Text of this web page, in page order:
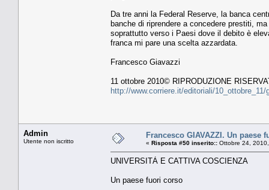
Da tre anni la Federal Reserve, la banca
banche di riprendere a concedere prestiti,
soprattutto verso i Paesi dove il debito è
franca mi pare una scelta azzardata.
Francesco Giavazzi
11 ottobre 2010© RIPRODUZIONE
http://www.corriere.it/editoriali/
Admin
Utente non iscritto
Francesco GIAVAZZI. Un paese
« Risposta #50 inserito:: Ottobre 24,
UNIVERSITÀ E CATTIVA COSCIENZA
Un paese fuori corso